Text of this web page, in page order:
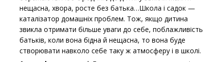
нещасна, хвора, росте без батька…Школа і садок —
каталізатор домашніх проблем. Тож, якщо дитина
звикла отримати більше уваги до себе, поблажливість
батьків, коли вона бідна й нещасна, то вона буде
створювати навколо себе таку ж атмосферу і в школі.